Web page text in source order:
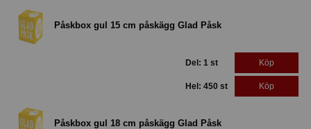
Påskbox gul 15 cm påskägg Glad Påsk
Del: 1 st Köp
Hel: 450 st Köp
Påskbox gul 18 cm påskägg Glad Påsk